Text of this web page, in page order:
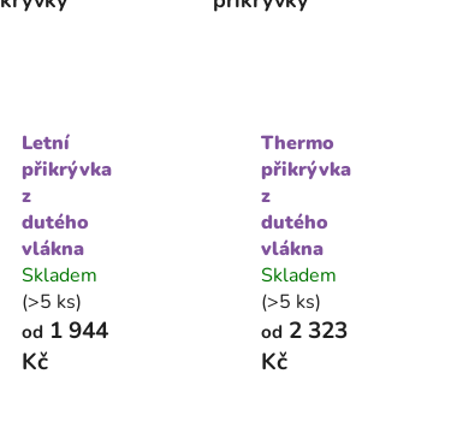
Letní
přikrývka
z
dutého
vlákna
Skladem
(>5 ks)
od1 944
Kč
Thermo
přikrývka
z
dutého
vlákna
Skladem
(>5 ks)
od 2 323
Kč